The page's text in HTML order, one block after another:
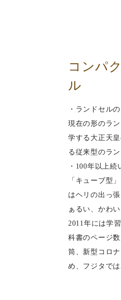
コンパ
ル
・ランドセル
現在の形のラ
学する大正天
る従来型のラ
・100年以上
「キューブ型
はヘリの出っ
ぁるい、かわ
2011年には学
科書のページ
筒、新型コロ
め、フジタで